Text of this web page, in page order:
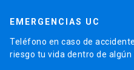
EMERGENCIAS UC
Teléfono en caso de
riesgo tu vida dentro de algún